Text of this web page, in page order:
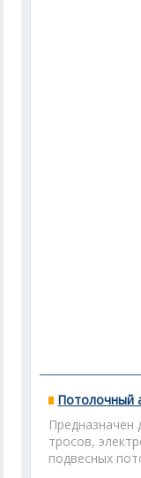
Потолочный
Предназначен
тросов,
подвесных